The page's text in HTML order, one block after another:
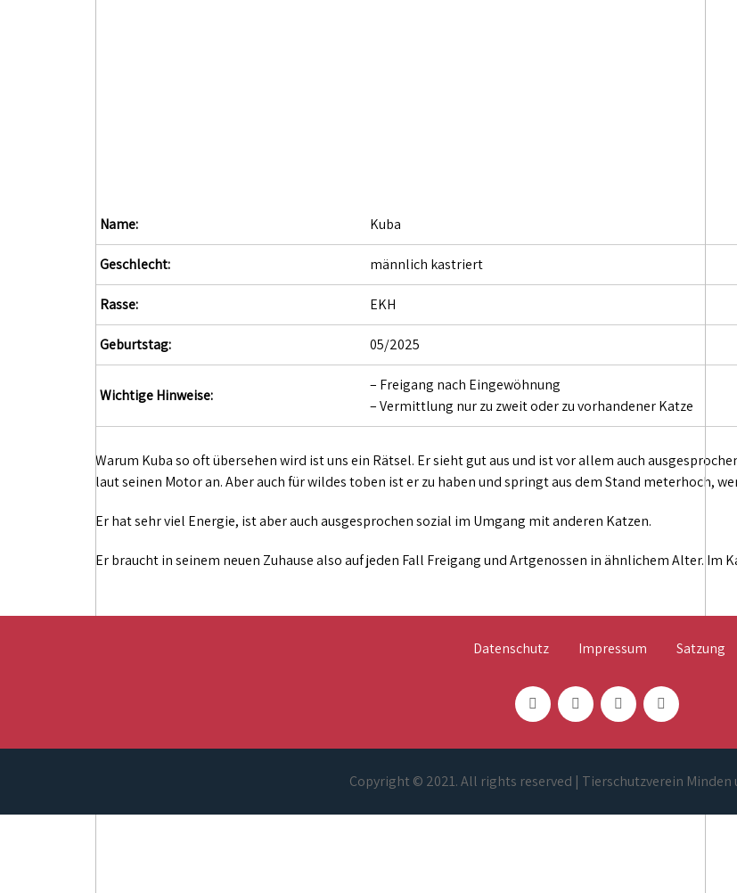
Name: Kuba
Geschlecht: männlich kastriert
Rasse: EKH
Geburtstag: 05/2025
Wichtige Hinweise:
– Freigang nach Eingewöhnung
– Vermittlung nur zu zweit oder zu vorhandener Katze
Warum Kuba so oft übersehen wird ist uns ein Rätsel. Er sieht gut aus und ist vor allem auch
laut seinen Motor an. Aber auch für wildes toben ist er zu haben und springt aus dem Stand meterhoch,
Er hat sehr viel Energie, ist aber auch ausgesprochen sozial im Umgang mit anderen Katzen.
Er braucht in seinem neuen Zuhause also auf jeden Fall Freigang und Artgenossen in ähnlichem Alter. Im
Datenschutz Impressum Satzung
Copyright © 2021. All rights reserved | Tierschutzverein Minden